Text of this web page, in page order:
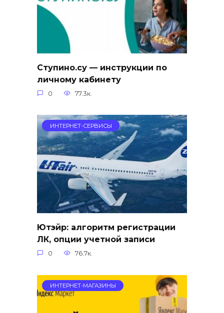
Ступино.су — инструкции по
личному кабинету
0 77.3к.
ИНТЕРНЕТ-СЕРВИСЫ
Ютэйр: алгоритм регистрации
ЛК, опции учетной записи
0 76.7к.
ИНТЕРНЕТ-МАГАЗИНЫ